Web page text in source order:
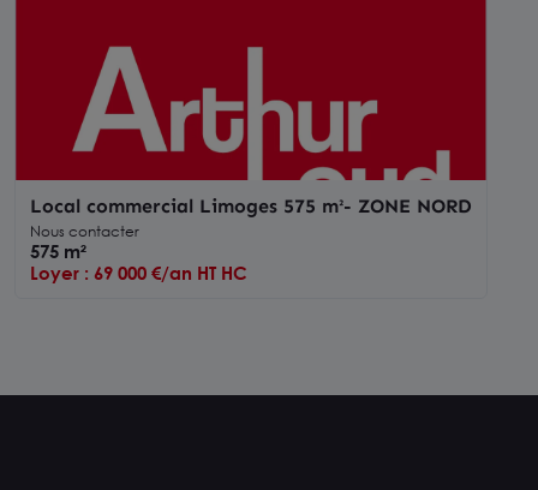
Local commercial Limoges 575 m²- ZONE NORD
Nous contacter
575 m²
Loyer : 69 000 €/an HT HC